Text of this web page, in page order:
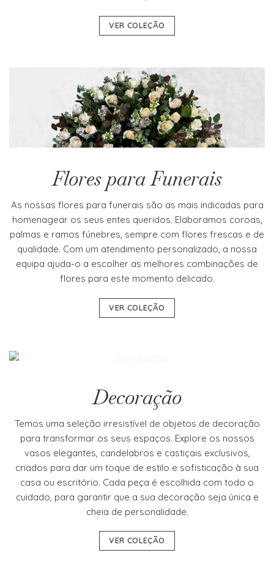
VER COLEÇÃO
Flores para Funerais
As nossas flores para funerais são as mais indicadas para
homenagear os seus entes queridos. Elaboramos coroas,
palmas e ramos fúnebres, sempre com flores frescas e de
qualidade. Com um atendimento personalizado, a nossa
equipa ajuda-o a escolher as melhores combinações de
flores para este momento delicado.
VER COLEÇÃO
Decoração
Temos uma seleção irresistível de objetos de decoração
para transformar os seus espaços. Explore os nossos
vasos elegantes, candelabros e castiçais exclusivos,
criados para dar um toque de estilo e sofisticação à sua
casa ou escritório. Cada peça é escolhida com todo o
cuidado, para garantir que a sua decoração seja única e
cheia de personalidade.
VER COLEÇÃO